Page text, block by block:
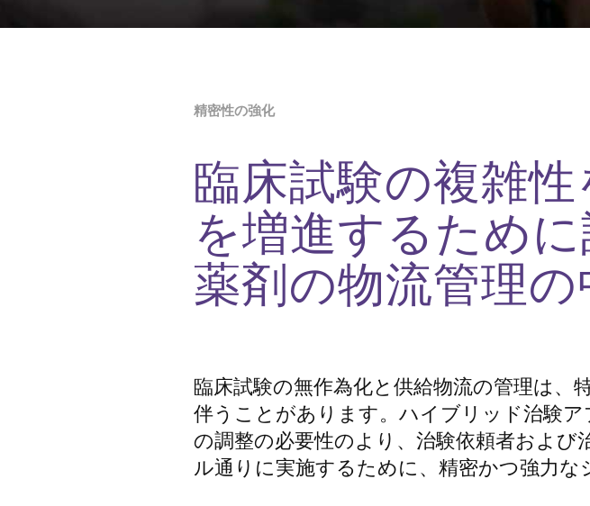
精密性の強化
臨床試験の複雑
を増進するため
薬剤の物流管理の
臨床試験の無作為化と供給物流の管理は、
伴うことがあります。ハイブリッド治験
の調整の必要性のより、治験依頼者およ
ル通りに実施するために、精密かつ強力な